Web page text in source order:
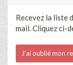
Recevez la liste
mail. Cliquez ci-
J'ai oublié mon